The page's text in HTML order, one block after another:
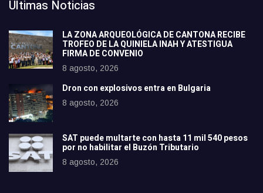
Últimas Noticias
LA ZONA ARQUEOLÓGICA DE CANTONA RECIBE
TROFEO DE LA QUINIELA INAH Y ATESTIGUA
FIRMA DE CONVENIO
8 agosto, 2026
Dron con explosivos entra en Bulgaria
8 agosto, 2026
SAT puede multarte con hasta 11 mil 540 pesos
por no habilitar el Buzón Tributario
8 agosto, 2026